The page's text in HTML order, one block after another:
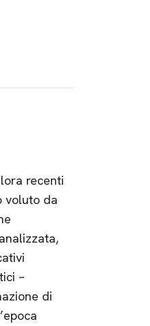
recenti
voluto da
–
di